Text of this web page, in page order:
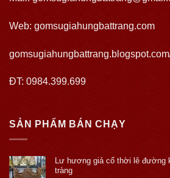
Web: gomsugiahungbattrang.com
ĐT: 0984.399.699
SẢN PHẨM BÁN CHẠY
Lư hương giả cổ thời lê đường
tràng